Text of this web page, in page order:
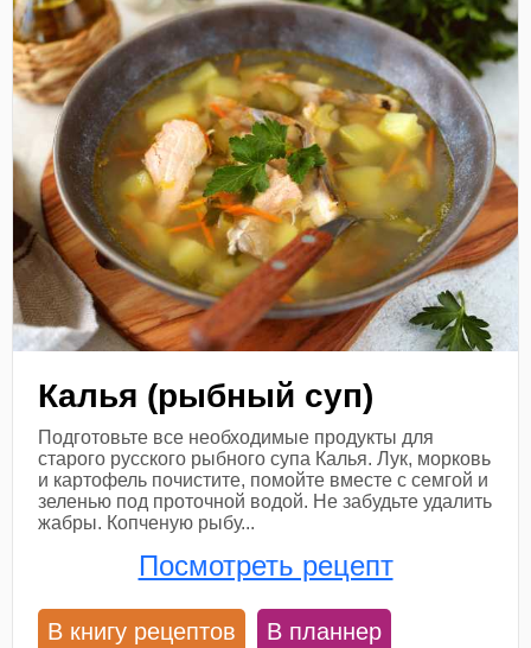
Калья (рыбный суп)
Подготовьте все необходимые продукты для
старого русского рыбного супа Калья. Лук, морковь
и картофель почистите, помойте вместе с семгой и
зеленью под проточной водой. Не забудьте удалить
жабры. Копченую рыбу...
Посмотреть рецепт
В книгу рецептов В планнер